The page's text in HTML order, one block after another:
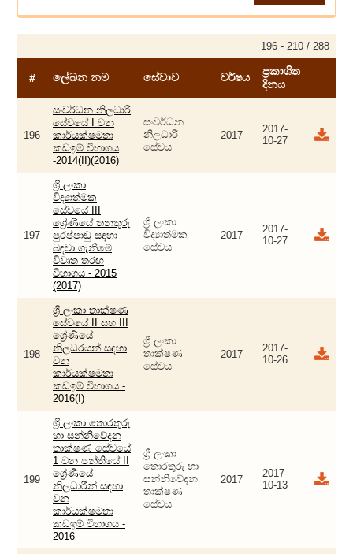
196 - 210 / 288
# ලේඛන නම සේවාව වර්ෂය
ප්‍රකාශිත
දිනය
196
සංවර්ධන නිලධාරී
සේවයේ I වන
කාර්යක්ෂමතා
කඩඉම් විභාගය
-2014(II)(2016)
සංවර්ධන
නිලධාරී
සේවය
2017
2017-
10-27
197
ශ්‍රී ලංකා
විද්‍යාත්මක
සේවයේ III
ශ්‍රේණියේ තනතුරු
පුරප්පාඩු සඳහා
බඳවා ගැනීමේ
විවෘත තරඟ
විභාගය - 2015
(2017)
ශ්‍රී ලංකා
විද්‍යාත්මක
සේවය
2017
2017-
10-27
198
ශ්‍රි ලංකා තාක්ෂණ
සේවයේ II සහ III
ශ්‍රේණියේ
නිලධරයන් සඳහා
වන
කාර්යක්ෂමතා
කඩඉම් විභාගය‍ -
2016(I)
ශ්‍රී ලංකා
තාක්ෂණ
සේවය
2017
2017-
10-26
199
ශ්‍රී ලංකා තොරතුරු
හා සන්නිවේදන
තාක්ෂණ සේවයේ
1 වන පන්තියේ II
ශ්‍රේණියේ
නිලධාරීන් සඳහා
වන
කාර්යක්ෂමතා
කඩඉම් විභාගය -
2016
ශ්‍රී ලංකා
තොරතුරු හා
සන්නිවේදන
තාක්ෂණ
සේවය
2017
2017-
10-13